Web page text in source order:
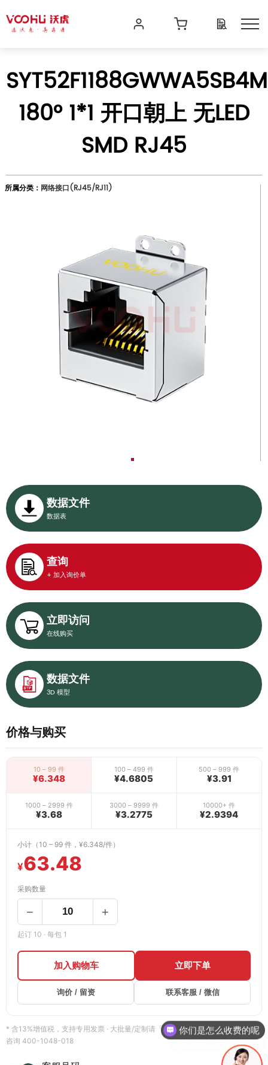
180° 1*1 开口朝上 无LED
SMD RJ45
所属分类： 网络接口(RJ45/RJ11)
数据文件
数据表
查询
+ 加入询价单
立即访问
在线购买
数据文件
3D 模型
价格与购买
10 – 99 件
¥6.348
100 – 499 件
¥4.6805
500 – 999 件
¥3.91
1000 – 2999 件
¥3.68
3000 – 9999 件
¥3.2775
10000+ 件
¥2.9394
采购数量
− +
起订 10 · 每包 1
小计（10 – 99 件，¥6.348/件）
¥63.48
加入购物车 立即下单
询价 / 留资 联系客服 / 微信
* 含13%增值税，支持专用发票 · 大批量/定制请「询价留资」获取专属报价 · 货期
咨询 400-1048-018
现在有优惠活动吗